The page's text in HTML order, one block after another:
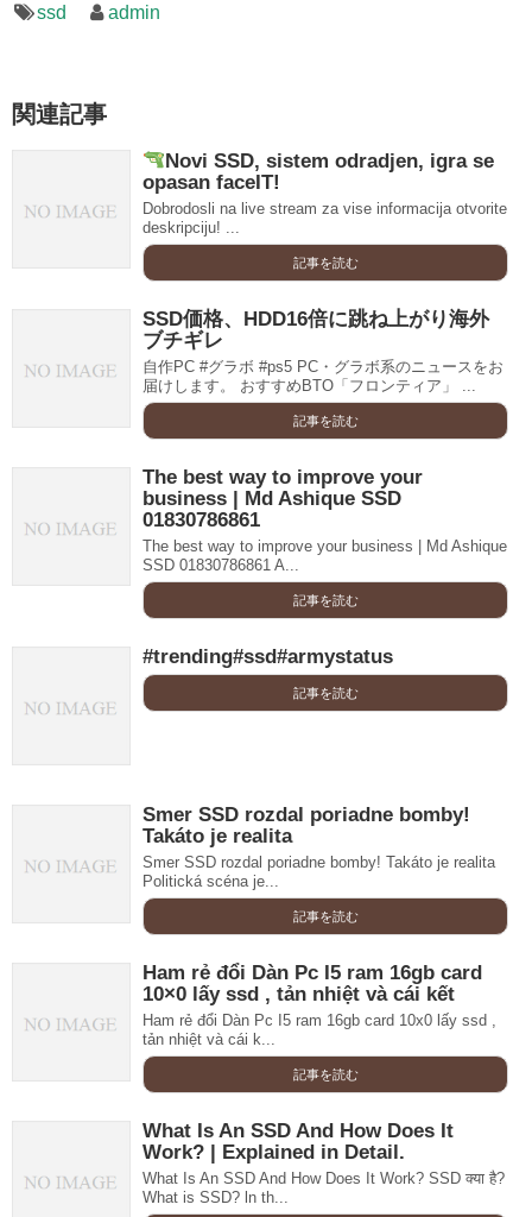
ssd admin
関連記事
Novi SSD, sistem odradjen, igra se
opasan faceIT!
Dobrodosli na live stream za vise informacija otvorite
deskripciju! ...
記事を読む
SSD価格、HDD16倍に跳ね上がり海外
ブチギレ
自作PC #グラボ #ps5 PC・グラボ系のニュースをお
届けします。 おすすめBTO「フロンティア」 ...
記事を読む
The best way to improve your
business | Md Ashique SSD
01830786861
The best way to improve your business | Md Ashique
SSD 01830786861 A...
記事を読む
#trending#ssd#armystatus
記事を読む
Smer SSD rozdal poriadne bomby!
Takáto je realita
Smer SSD rozdal poriadne bomby! Takáto je realita
Politická scéna je...
記事を読む
Ham rẻ đổi Dàn Pc I5 ram 16gb card
10×0 lấy ssd , tản nhiệt và cái kết
Ham rẻ đổi Dàn Pc I5 ram 16gb card 10x0 lấy ssd ,
tản nhiệt và cái k...
記事を読む
What Is An SSD And How Does It
Work? | Explained in Detail.
What Is An SSD And How Does It Work? SSD क्या है?
What is SSD? ln th...